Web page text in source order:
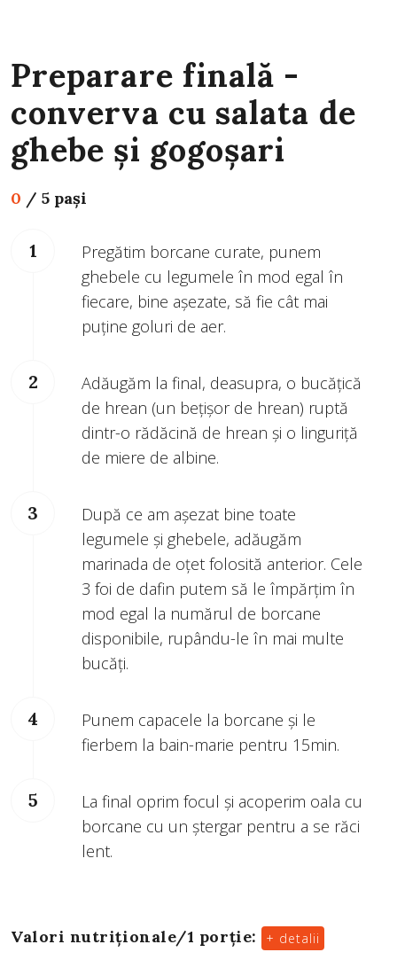
Preparare finală -
converva cu salata de
ghebe și gogoșari
0 / 5 pași
Pregătim borcane curate, punem
ghebele cu legumele în mod egal în
fiecare, bine așezate, să fie cât mai
puține goluri de aer.
Adăugăm la final, deasupra, o bucățică
de hrean (un bețișor de hrean) ruptă
dintr-o rădăcină de hrean și o linguriță
de miere de albine.
După ce am așezat bine toate
legumele și ghebele, adăugăm
marinada de oțet folosită anterior. Cele
3 foi de dafin putem să le împărțim în
mod egal la numărul de borcane
disponibile, rupându-le în mai multe
bucăți.
Punem capacele la borcane și le
fierbem la bain-marie pentru 15min.
La final oprim focul și acoperim oala cu
borcane cu un ștergar pentru a se răci
lent.
Valori nutriționale/1 porție: + detalii